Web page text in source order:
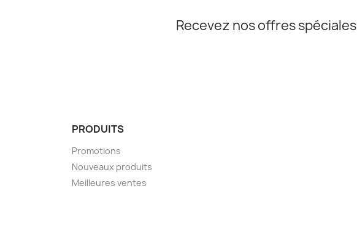
Recevez nos offres spéciales
PRODUITS
Promotions
Nouveaux produits
Meilleures ventes